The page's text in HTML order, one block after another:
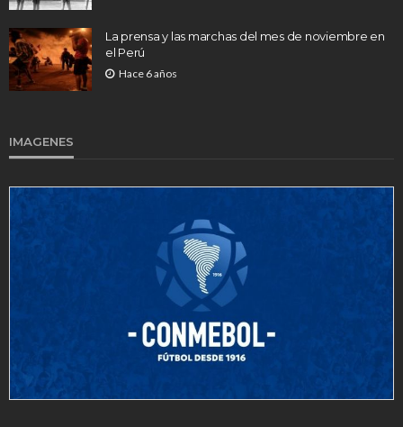
La prensa y las marchas del mes de noviembre en
el Perú
Hace 6 años
IMAGENES